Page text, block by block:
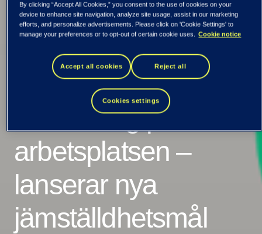
TietoEVRY på plats
tre i SHE Index som
mäter mångfald och
inkludering på
arbetsplatsen –
lanserar nya
jämställdhetsmål
By clicking “Accept All Cookies,” you consent to the use of cookies on your
device to enhance site navigation, analyze site usage, assist in our marketing
efforts, and personalize advertisements. Please click on 'Cookie Settings' to
manage your preferences or to opt-out of certain cookie uses. Cookie notice
Accept all cookies Reject all
Cookies settings